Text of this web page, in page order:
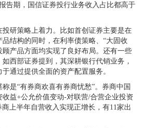
告期，国信证券投行业务收入占比都高于
投研策略上着力。比如首创证券主要是在
结构的同时，在利率债策略、“大固收
产品方面均实现了良好布局。还有一些
西部证券提到，其深耕银行代销业务，
通过提供全面的资产配置服务。
是“有券商欢喜有券商忧愁”。券商中国
益+公允价值变动-对联营/合营企业投资
上半年自营收入实现正增长，有11家出